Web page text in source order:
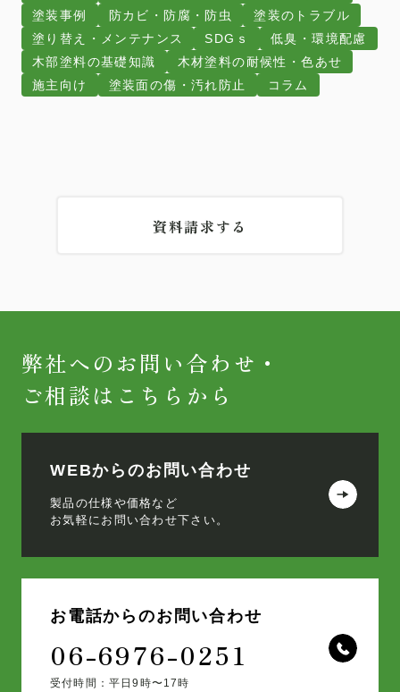
塗装事例
防カビ・防腐・防虫
塗装のトラブル
塗り替え・メンテナンス
SDGｓ
低臭・環境配慮
木部塗料の基礎知識
木材塗料の耐候性・色あせ
施主向け
塗装面の傷・汚れ防止 コラム
資料請求する
弊社へのお問い合わせ・
ご相談はこちらから
WEBからのお問い合わせ
製品の仕様や価格など
お気軽にお問い合わせ下さい。
お電話からのお問い合わせ
06-6976-0251
受付時間：平日9時〜17時